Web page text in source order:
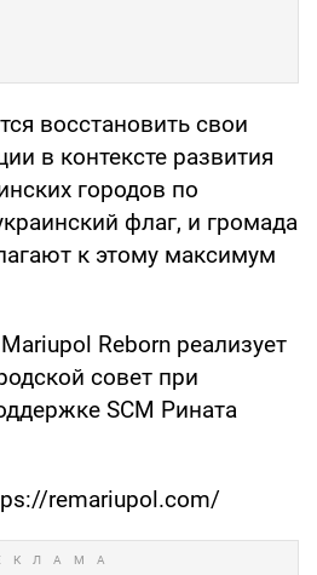
восстановить свои
в контексте развития
городов по
флаг, и громада
к этому максимум
Reborn реализует
совет при
SCM Рината
remariupol.com/